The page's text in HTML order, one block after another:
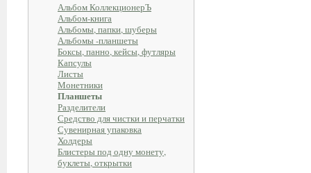
Альбом КоллекционерЪ
Альбом-книга
Альбомы, папки, шуберы
Альбомы -планшеты
Боксы, панно, кейсы, футляры
Капсулы
Листы
Монетники
Планшеты
Разделители
Средство для чистки и перчатки
Сувенирная упаковка
Холдеры
Блистеры под одну монету,
буклеты, открытки